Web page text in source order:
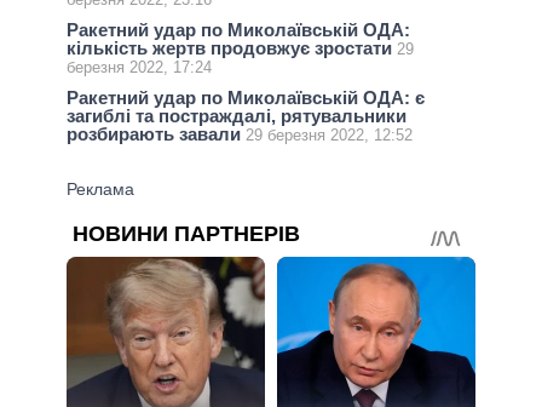
Ракетний удар по Миколаївській ОДА:
кількість жертв продовжує зростати 29
березня 2022, 17:24
Ракетний удар по Миколаївській ОДА: є
загиблі та постраждалі, рятувальники
розбирають завали 29 березня 2022, 12:52